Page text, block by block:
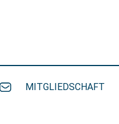
MITGLIEDSCHAFT